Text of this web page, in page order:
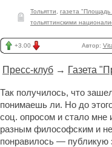
Тольятти
газета "Площадь
тольяттинскими
+3.00 Автор:
Пресс-клуб → Газета
Так получилось, что
понимаешь ли. Но до
соц. опросом и стало
разным философским и
понравилось — публикую